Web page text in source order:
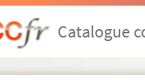
Catalogue